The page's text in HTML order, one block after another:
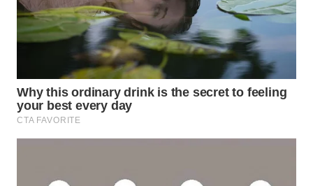
PADANG
LAWAS
SUMEDANG
WN